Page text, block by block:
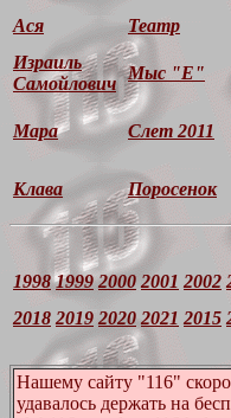
Ася
Театр
Израиль
Самойлович
Мыс "Е"
Мара Слет 2011
Клава
Поросенок
1998 1999 2000 2001 2002
2018 2019 2020 2021 2015
Нашему сайту "116"
удавалось держать на